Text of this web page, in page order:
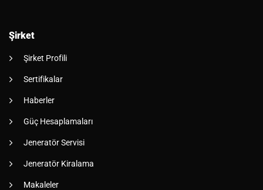
Şirket
Şirket Profili
Sertifikalar
Haberler
Güç Hesaplamaları
Jeneratör Servisi
Jeneratör Kiralama
Makaleler